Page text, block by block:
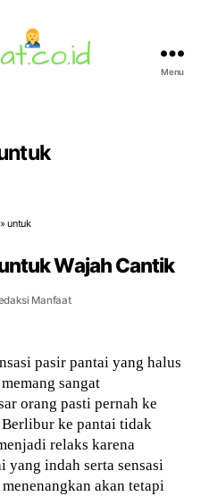
Menu
»untuk
Wajah Cantik
Manfaat
pasir pantai yang halus
sangat
orang pasti pernah ke
ke pantai tidak
relaks karena
yang indah serta sensasi
akan tetapi